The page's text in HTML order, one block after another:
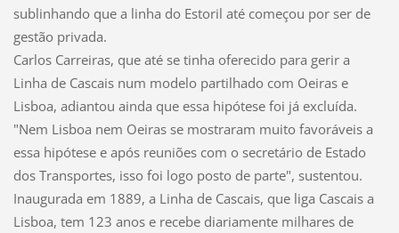
sublinhando que a linha do Estoril até começou por ser de
gestão privada.
Carlos Carreiras, que até se tinha oferecido para gerir a
Linha de Cascais num modelo partilhado com Oeiras e
Lisboa, adiantou ainda que essa hipótese foi já excluída.
"Nem Lisboa nem Oeiras se mostraram muito favoráveis a
essa hipótese e após reuniões com o secretário de Estado
dos Transportes, isso foi logo posto de parte", sustentou.
Inaugurada em 1889, a Linha de Cascais, que liga Cascais a
Lisboa, tem 123 anos e recebe diariamente milhares de